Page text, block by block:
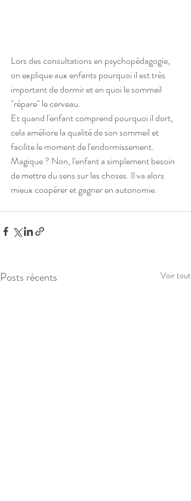
Lors des consultations en psychopédagogie,
on explique aux enfants pourquoi il est très
important de dormir et en quoi le sommeil
"répare" le cerveau.
Et quand l'enfant comprend pourquoi il dort,
cela améliore la qualité de son sommeil et
facilite le moment de l'endormissement.
Magique ? Non, l'enfant a simplement besoin
de mettre du sens sur les choses. Il va alors
mieux coopérer et gagner en autonomie.
Posts récents Voir tout